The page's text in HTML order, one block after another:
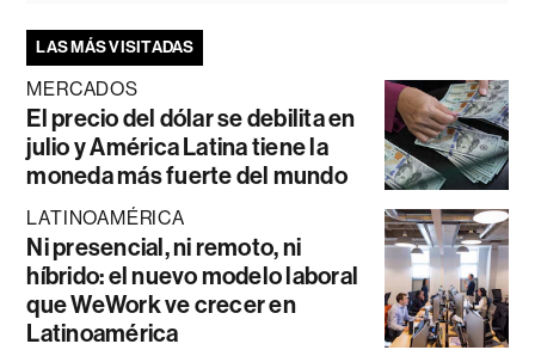
LAS MÁS VISITADAS
MERCADOS
El precio del dólar se debilita en
julio y América Latina tiene la
moneda más fuerte del mundo
LATINOAMÉRICA
Ni presencial, ni remoto, ni
híbrido: el nuevo modelo laboral
que WeWork ve crecer en
Latinoamérica